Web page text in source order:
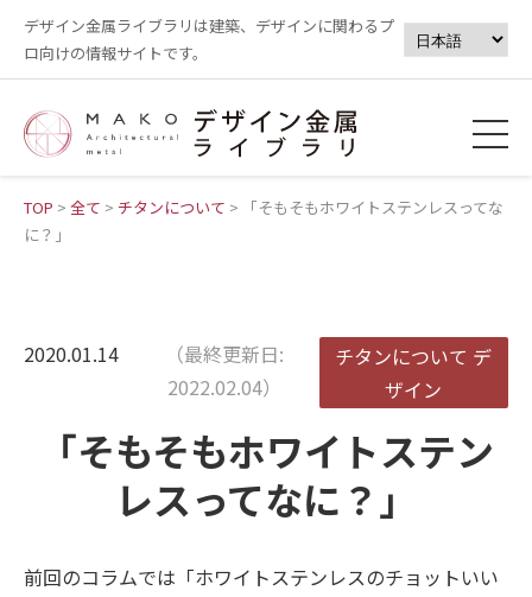
デザイン金属ライブラリは建築、デザインに関わるプ
ロ向けの情報サイトです。
TOP > 全て > チタンについて >
「そもそもホワイトステンレスってな
に？」
2020.01.14
（最終更新日:
2022.02.04）
チタンについて デ
ザイン
「そもそもホワイトステン
レスってなに？」
前回のコラムでは「ホワイトステンレスのチョットいい